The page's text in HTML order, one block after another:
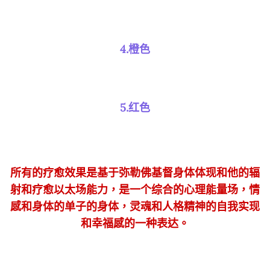
4.橙色
5.红色
所有的疗愈效果是基于弥勒佛基督身体体现和他的辐
射和疗愈以太场能力，是一个综合的心理能量场，情
感和身体的单子的身体，灵魂和人格精神的自我实现
和幸福感的一种表达。